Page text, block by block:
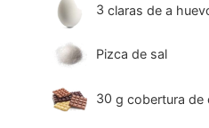
3 claras de a
Pizca de sal
30 g cobertura de